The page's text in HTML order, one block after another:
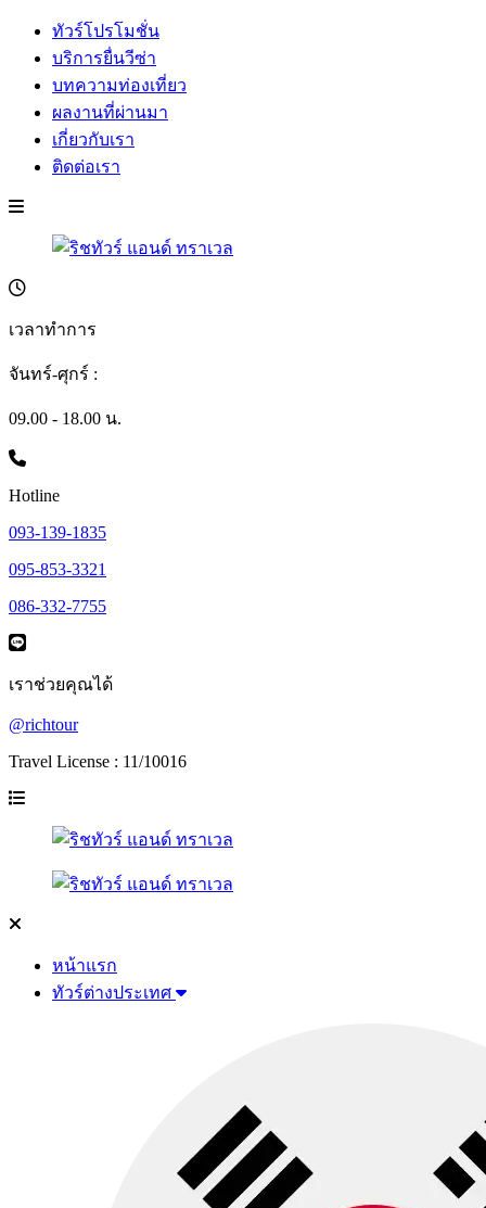
ทัวร์โปรโมชั่น
บริการยื่นวีซ่า
บทความท่องเที่ยว
ผลงานที่ผ่านมา
เกี่ยวกับเรา
ติดต่อเรา
เวลาทำการ
จันทร์-ศุกร์ :
09.00 - 18.00 น.
Hotline
093-139-1835
095-853-3321
086-332-7755
เราช่วยคุณได้
@richtour
Travel License : 11/10016
หน้าแรก
ทัวร์ต่างประเทศ